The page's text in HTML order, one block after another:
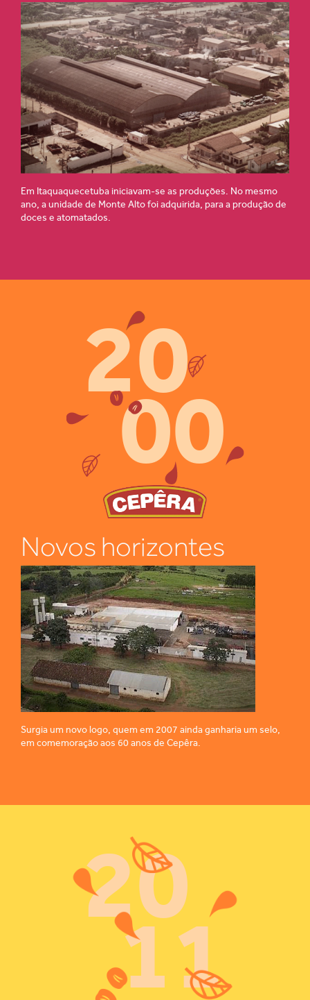
Em Itaquaquecetuba iniciavam-se as produções. No mesmo
ano, a unidade de Monte Alto foi adquirida, para a produção de
doces e atomatados.
20
00
Novos horizontes
Surgia um novo logo, quem em 2007 ainda ganharia um selo,
em comemoração aos 60 anos de Cepêra.
20
11